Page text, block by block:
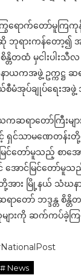
ကြွရောက်တော်မူက
ားကန်တော့၍ အခ
တ စိန္တိတထံ မှငါးပ
ဖွဲ့ ဥက္ကဋ္ဌ ဆရာ
မံအုပ်ချုပ်ရေးအဖွဲ့
ာတော်ကြီးများ
င့် ရှင်သာမဏေတ
တော်မူသည့် စာအေ
တွင် အောင်မြင်တေ
အား မြို့နယ် သံဃန
ဆရာတော် ဘဒ္ဒန္တ
ျားကို ဆက်ကပ်ခဲ့က
# News